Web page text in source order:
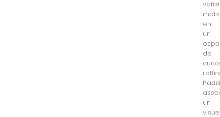
votre
en
un
de
un